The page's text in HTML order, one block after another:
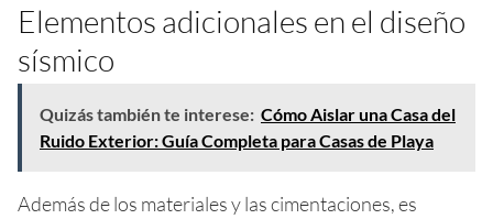
Elementos adicionales en el diseño
sísmico
Quizás también te interese: Cómo Aislar una Casa del
Ruido Exterior: Guía Completa para Casas de Playa
Además de los materiales y las cimentaciones, es